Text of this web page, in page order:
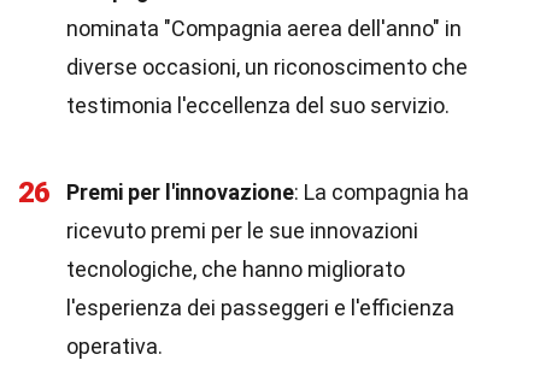
nominata "Compagnia aerea dell'anno" in
diverse occasioni, un riconoscimento che
testimonia l'eccellenza del suo servizio.
26 Premi per l'innovazione: La compagnia ha
ricevuto premi per le sue innovazioni
tecnologiche, che hanno migliorato
l'esperienza dei passeggeri e l'efficienza
operativa.